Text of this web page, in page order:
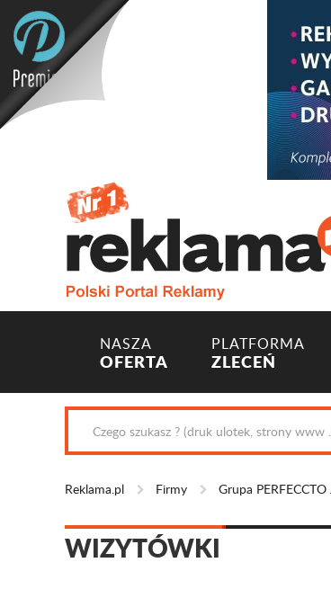
NASZA
OFERTA
PLATFORMA
ZLECEŃ
Reklama.pl Firmy Grupa
WIZYTÓWKI